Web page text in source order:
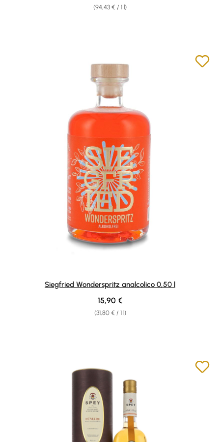
(94,43 € / 1 l)
Siegfried Wonderspritz analcolico 0,50 l
(31,80 € / 1 l)
Regular price:
15,90 €